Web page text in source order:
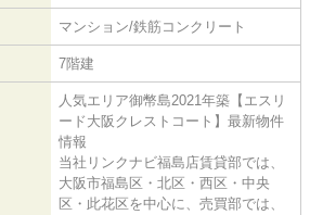
マンション/鉄筋コンクリート
7階建
人気エリア御幣島2021年築【エスリ
ード大阪クレストコート】最新物件
情報
当社リンクナビ福島店賃貸部では、
大阪市福島区・北区・西区・中央
区・此花区を中心に、売買部では、